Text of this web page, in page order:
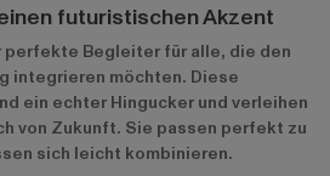
futuristischen Akzent
perfekte Begleiter für alle, die den
integrieren möchten. Diese
ein echter Hingucker und verleihen
von Zukunft. Sie passen perfekt zu
sich leicht kombinieren.